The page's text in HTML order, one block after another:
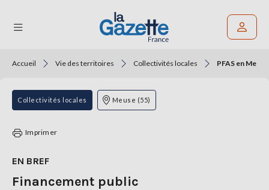
THÉMATIQUES
RÉGIONS
TENDANCES
Accueil Vie des territoires Collectivités locales PFAS en
Collectivités locales Meuse (55)
Imprimer
EN BREF
Financement public